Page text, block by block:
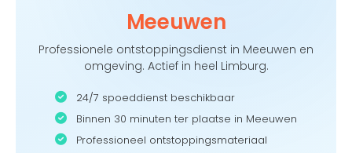
Meeuwen
Professionele ontstoppingsdienst in Meeuwen en
omgeving. Actief in heel Limburg.
24/7 spoeddienst beschikbaar
Binnen 30 minuten ter plaatse in Meeuwen
Professioneel ontstoppingsmateriaal